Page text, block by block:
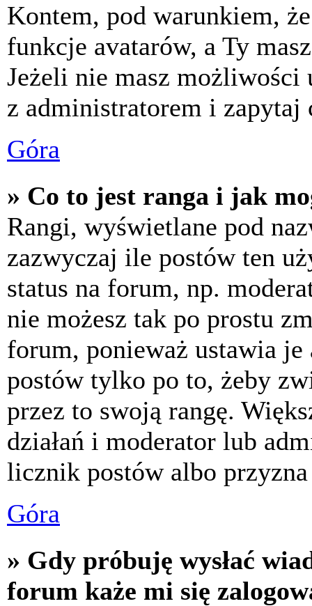
Kontem, pod warunkiem,
funkcje avatarów, a Ty
Jeżeli nie masz możliwości
z administratorem i zapytaj
Góra
» Co to jest ranga i jak
Rangi, wyświetlane pod
zazwyczaj ile postów ten
status na forum, np.
nie możesz tak po prostu
forum, ponieważ ustawia
postów tylko po to, żeby
przez to swoją rangę.
działań i moderator lub
licznik postów albo
Góra
» Gdy próbuję wysłać
forum każe mi się